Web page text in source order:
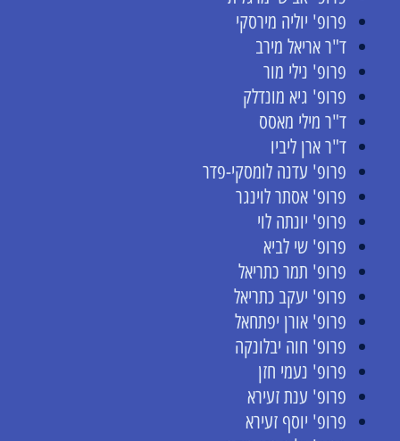
פרופ' יוליה מירסקי
ד"ר אריאל מירב
פרופ' נילי מור
פרופ' גיא מונדלק
ד"ר מילי מאסס
ד"ר ארן ליביו
פרופ' עדנה לומסקי-פדר
פרופ' אסתר לוינגר
פרופ' יונתה לוי
פרופ' שי לביא
פרופ' תמר כתריאל
פרופ' יעקב כתריאל
פרופ' אורן יפתחאל
פרופ' חוה יבלונקה
פרופ' נעמי חזן
פרופ' ענת זעירא
פרופ' יוסף זעירא